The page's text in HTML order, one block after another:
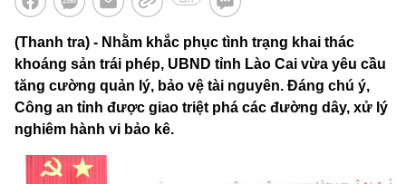
(Thanh tra) - Nhằm khắc phục tình trạng khai thác
khoáng sản trái phép, UBND tỉnh Lào Cai vừa yêu cầu
tăng cường quản lý, bảo vệ tài nguyên. Đáng chú ý,
Công an tỉnh được giao triệt phá các đường dây, xử lý
nghiêm hành vi bảo kê.